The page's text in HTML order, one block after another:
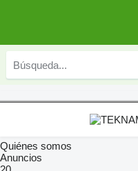
Quiénes somos
Anuncios